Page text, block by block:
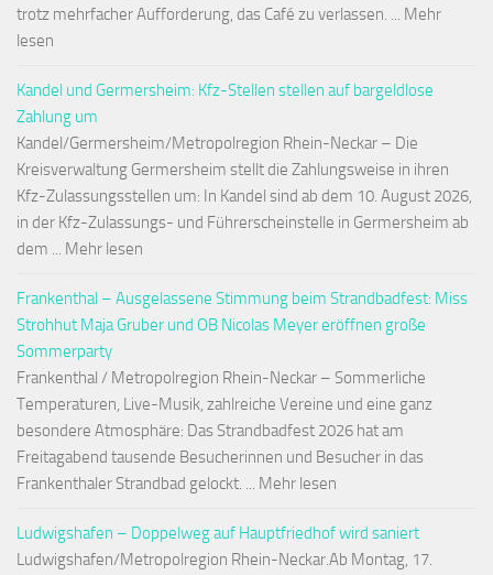
trotz mehrfacher Aufforderung, das Café zu verlassen. ... Mehr
lesen
Kandel und Germersheim: Kfz-Stellen stellen auf bargeldlose
Zahlung um
Kandel/Germersheim/Metropolregion Rhein-Neckar – Die
Kreisverwaltung Germersheim stellt die Zahlungsweise in ihren
Kfz-Zulassungsstellen um: In Kandel sind ab dem 10. August 2026,
in der Kfz-Zulassungs- und Führerscheinstelle in Germersheim ab
dem ... Mehr lesen
Frankenthal – Ausgelassene Stimmung beim Strandbadfest: Miss
Strohhut Maja Gruber und OB Nicolas Meyer eröffnen große
Sommerparty
Frankenthal / Metropolregion Rhein-Neckar – Sommerliche
Temperaturen, Live-Musik, zahlreiche Vereine und eine ganz
besondere Atmosphäre: Das Strandbadfest 2026 hat am
Freitagabend tausende Besucherinnen und Besucher in das
Frankenthaler Strandbad gelockt. ... Mehr lesen
Ludwigshafen – Doppelweg auf Hauptfriedhof wird saniert
Ludwigshafen/Metropolregion Rhein-Neckar.Ab Montag, 17.